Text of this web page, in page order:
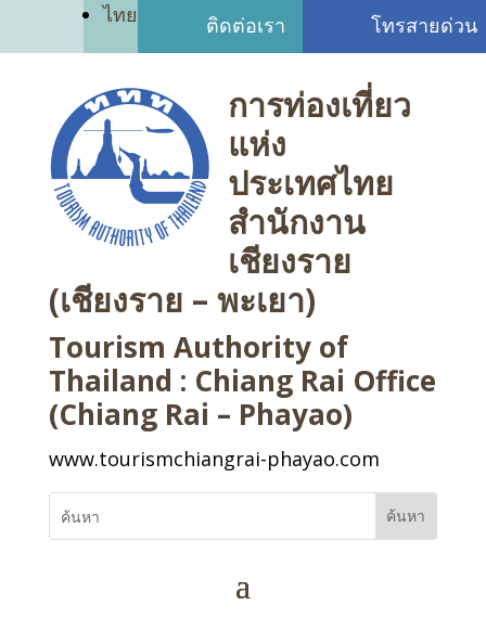
ไทย ติดต่อเรา โทรสายด่วน
การท่องเที่ยว
แห่ง
ประเทศไทย
สำนักงาน
เชียงราย
(เชียงราย – พะเยา)
Tourism Authority of
Thailand : Chiang Rai Office
(Chiang Rai – Phayao)
www.tourismchiangrai-phayao.com